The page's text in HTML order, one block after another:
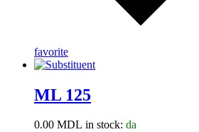
favorite
ML 125
0.00 MDL in stock: da